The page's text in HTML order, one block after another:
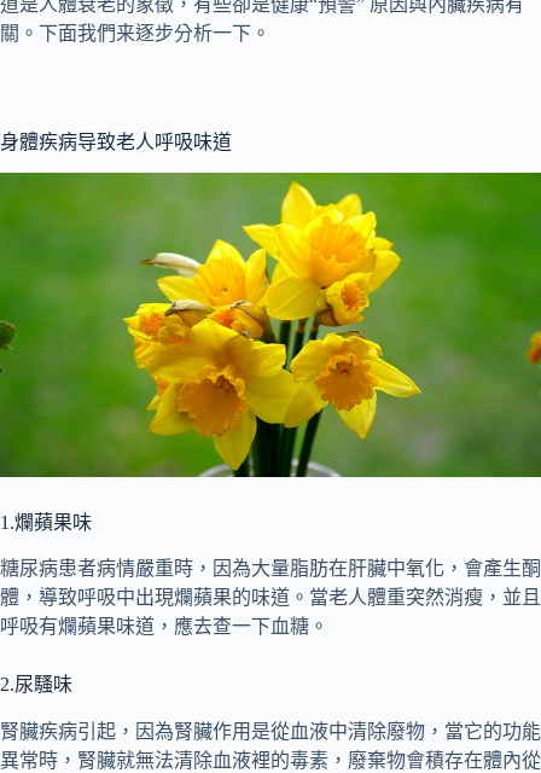
關。下面我們来逐步分析一下。
身體疾病导致老人呼吸味道
1.爛蘋果味
糖尿病患者病情嚴重時，因為大量脂肪在肝臟中氧化，會產生酮
體，導致呼吸中出現爛蘋果的味道。當老人體重突然消瘦，並且
呼吸有爛蘋果味道，應去查一下血糖。
2.尿騷味
腎臟疾病引起，因為腎臟作用是從血液中清除廢物，當它的功能
異常時，腎臟就無法清除血液裡的毒素，廢棄物會積存在體內從